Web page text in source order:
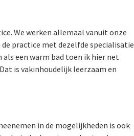
We werken allemaal vanuit onze
practice met dezelfde specialisatie
een warm bad toen ik hier net
is vakinhoudelijk leerzaam en
in de mogelijkheden is ook